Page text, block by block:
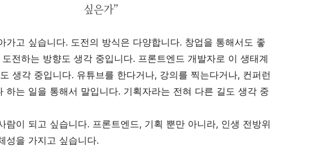
싶은가”
가고 싶습니다. 도전의 방식은 다양합니다. 창업을 통해서도 좋
전하는 방향도 생각 중입니다. 프론트엔드 개발자로 이 생태계
생각 중입니다. 유튜브를 한다거나, 강의를 찍는다거나, 컨퍼런
하는 일을 통해서 말입니다. 기획자라는 전혀 다른 길도 생각 중
람이 되고 싶습니다. 프론트엔드, 기획 뿐만 아니라, 인생 전방위
성을 가지고 싶습니다.